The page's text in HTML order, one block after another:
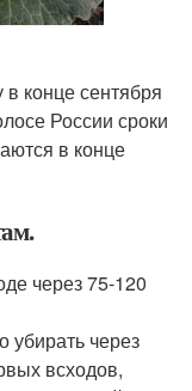
конце сентября
России сроки
в конце
через 75-120
убирать через
всходов,